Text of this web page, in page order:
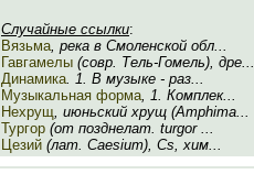
Случайные ссылки:
Вязьма, река в Смоленской обл...
Гавгамелы (совр. Тель-Гомель), дре...
Динамика. 1. В музыке - раз...
Музыкальная форма, 1. Комплек...
Нехрущ, июньский хрущ (Amphima...
Тургор (от позднелат. turgor ...
Цезий (лат. Caesium), Cs, хим...